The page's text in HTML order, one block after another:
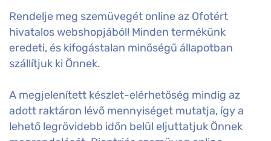
Rendelje meg szemüvegét online az Ofotért
hivatalos webshopjából! Minden termékünk
eredeti, és kifogástalan minőségű állapotban
szállítjuk ki Önnek.
A megjelenített készlet-elérhetőség mindig az
adott raktáron lévő mennyiséget mutatja, így a
lehető legrövidebb időn belül eljuttatjuk Önnek